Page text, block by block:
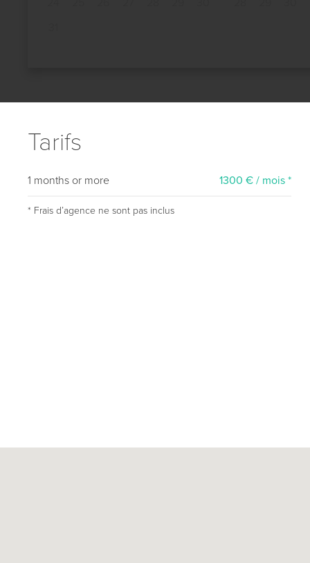
Tarifs
1 months or more 1300 € / mois *
* Frais dʼagence ne sont pas inclus